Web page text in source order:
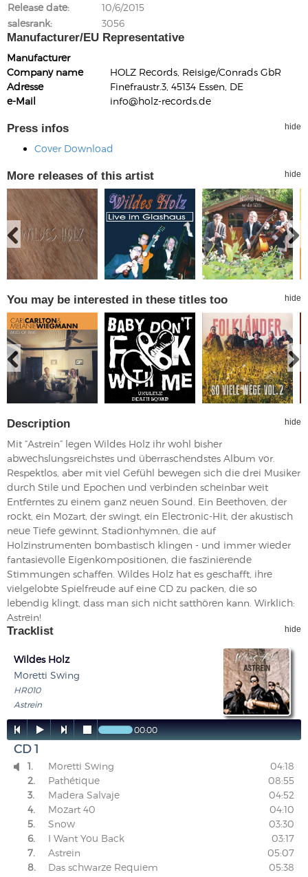
Release date
10/6/2015
salesrank
3056
Manufacturer/EU Representative
Manufacturer
Company name
HOLZ Records, Reisige/Conrads GbR
Adresse
Finefraustr.3, 45134 Essen, DE
e-Mail
info@holz-records.de
Press infos hide
Cover Download
More releases of this artist hide
You may be interested in these titles too hide
Description hide
Mit “Astrein” legen Wildes Holz ihr wohl bisher
abwechslungsreichstes und überraschendstes Album vor.
Respektlos, aber mit viel Gefühl bewegen sich die drei Musiker
durch Stile und Epochen und verbinden scheinbar weit
Entferntes zu einem ganz neuen Sound. Ein Beethoven, der
rockt, ein Mozart, der swingt, ein Electronic-Hit, der akustisch
neue Tiefe gewinnt, Stadionhymnen, die auf
Holzinstrumenten bombastisch klingen - und immer wieder
fantasievolle Eigenkompositionen, die faszinierende
Stimmungen schaffen. Wildes Holz hat es geschafft, ihre
vielgelobte Spielfreude auf eine CD zu packen, die so
lebendig klingt, dass man sich nicht satthören kann. Wirklich:
Astrein!
Tracklist hide
Wildes Holz
Moretti Swing
HR010
Astrein
    00:00
CD 1
 1. Moretti Swing
04:18
2.
Pathétique
08:55
3.
Madera Salvaje
04:52
4.
Mozart 40
04:10
5.
Snow
03:30
6.
I Want You Back
03:17
7.
Astrein
05:07
8.
Das schwarze Requiem
05:38